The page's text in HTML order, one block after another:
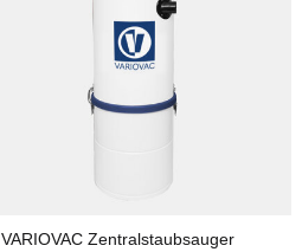
VARIOVAC Zentralstaubsauger